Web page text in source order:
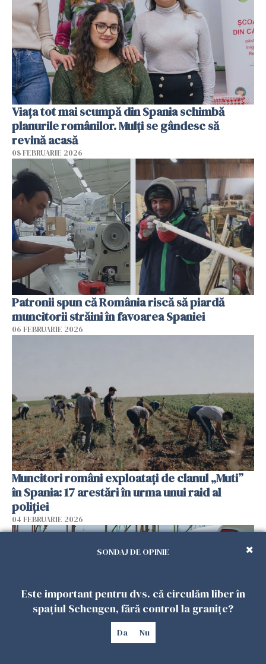
Viața tot mai scumpă din Spania schimbă
planurile românilor. Mulți se gândesc să
revină acasă
08 FEBRUARIE 2026
Patronii spun că România riscă să piardă
muncitorii străini în favoarea Spaniei
06 FEBRUARIE 2026
Muncitori români exploatați de clanul „Muti”
în Spania: 17 arestări în urma unui raid al
poliției
04 FEBRUARIE 2026
SONDAJ DE OPINIE
Este important pentru dvs. că circulăm liber în
spațiul Schengen, fără control la granițe?
Da Nu